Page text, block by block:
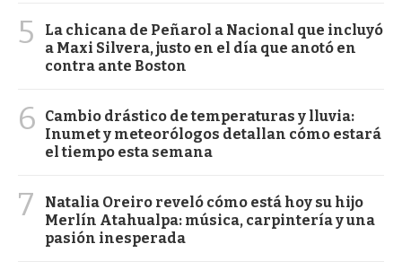
5
La chicana de Peñarol a Nacional que incluyó
a Maxi Silvera, justo en el día que anotó en
contra ante Boston
6
Cambio drástico de temperaturas y lluvia:
Inumet y meteorólogos detallan cómo estará
el tiempo esta semana
7
Natalia Oreiro reveló cómo está hoy su hijo
Merlín Atahualpa: música, carpintería y una
pasión inesperada